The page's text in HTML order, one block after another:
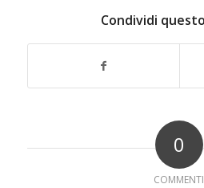
Condividi
0
COMMENTI